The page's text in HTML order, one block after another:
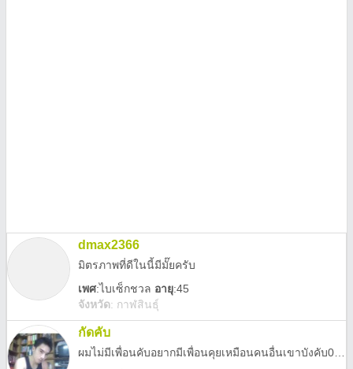
dmax2366
มิตรภาพที่ดีในนี้มีมั๊ยครับ
เพศ:ไบเซ็กชวล อายุ:45
จังหวัด: กาฬสินธุ์
กัดคับ